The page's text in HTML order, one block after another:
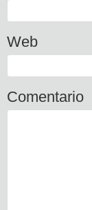
Web
Comentario